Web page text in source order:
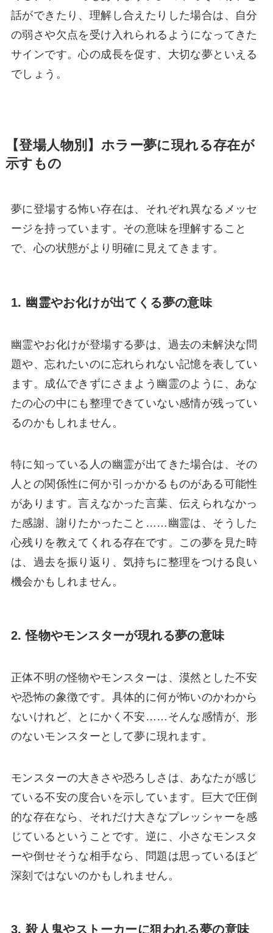
話ができたり、理解し合えたりした場合は、自分
の弱さや欠点を受け入れられるようになってきた
サインです。心の成長を促す、大切な夢といえる
でしょう。
【登場人物別】ホラー夢に現れる存在が
示すもの
夢に登場する怖い存在は、それぞれ異なるメッセ
ージを持っています。その意味を理解すること
で、心の状態がより明確に見えてきます。
1. 幽霊やお化けが出てくる夢の意味
幽霊やお化けが登場する夢は、過去の未解決な問
題や、忘れたいのに忘れられない記憶を表してい
ます。成仏できずにさまよう幽霊のように、あな
たの心の中にも整理できていない感情が残ってい
るのかもしれません。
特に知っている人の幽霊が出てきた場合は、その
人との関係性に何か引っかかるものがある可能性
があります。言えなかった言葉、伝えられなかっ
た感謝、謝りたかったこと……幽霊は、そうした
心残りを教えてくれる存在です。この夢を見た時
は、過去を振り返り、気持ちに整理をつける良い
機会かもしれません。
2. 怪物やモンスターが現れる夢の意味
正体不明の怪物やモンスターは、漠然とした不安
や恐怖の象徴です。具体的に何が怖いのかわから
ないけれど、とにかく不安……そんな感情が、形
のないモンスターとして夢に現れます。
モンスターの大きさや恐ろしさは、あなたが感じ
ている不安の度合いを示しています。巨大で圧倒
的な存在なら、それだけ大きなプレッシャーを感
じているということです。逆に、小さなモンスタ
ーや倒せそうな相手なら、問題は思っているほど
深刻ではないのかもしれません。
3. 殺人鬼やストーカーに狙われる夢の意味